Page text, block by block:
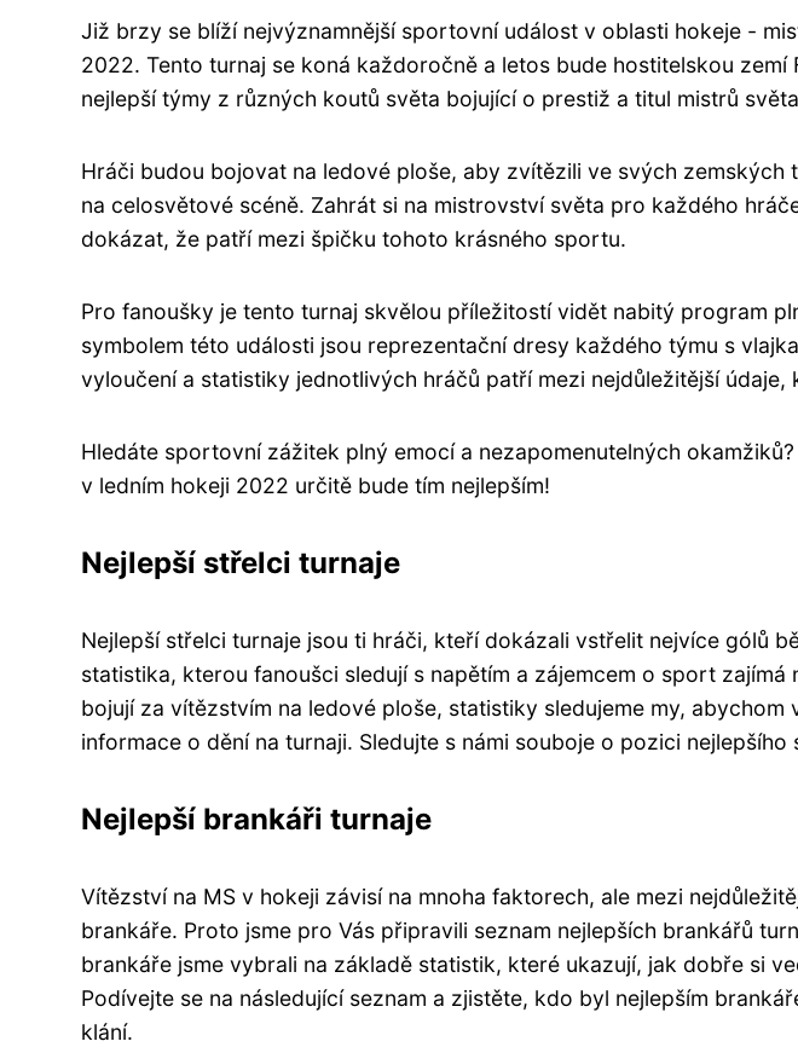
Již brzy se blíží nejvýznamnější sportovní událost v oblasti hokeje -
2022. Tento turnaj se koná každoročně a letos bude hostitelskou
nejlepší týmy z různých koutů světa bojující o prestiž a titul mistrů
Hráči budou bojovat na ledové ploše, aby zvítězili ve svých zemských
na celosvětové scéně. Zahrát si na mistrovství světa pro každého
dokázat, že patří mezi špičku tohoto krásného sportu.
Pro fanoušky je tento turnaj skvělou příležitostí vidět nabitý program
symbolem této události jsou reprezentační dresy každého týmu s
vyloučení a statistiky jednotlivých hráčů patří mezi nejdůležitější údaje,
Hledáte sportovní zážitek plný emocí a nezapomenutelných
v ledním hokeji 2022 určitě bude tím nejlepším!
Nejlepší střelci turnaje
Nejlepší střelci turnaje jsou ti hráči, kteří dokázali vstřelit nejvíce gólů
statistika, kterou fanoušci sledují s napětím a zájemcem o sport
bojují za vítězstvím na ledové ploše, statistiky sledujeme my, abychom
informace o dění na turnaji. Sledujte s námi souboje o pozici nejlepšího
Nejlepší brankáři turnaje
Vítězství na MS v hokeji závisí na mnoha faktorech, ale mezi
brankáře. Proto jsme pro Vás připravili seznam nejlepších brankářů
brankáře jsme vybrali na základě statistik, které ukazují, jak dobře si
Podívejte se na následující seznam a zjistěte, kdo byl nejlepším
klání.